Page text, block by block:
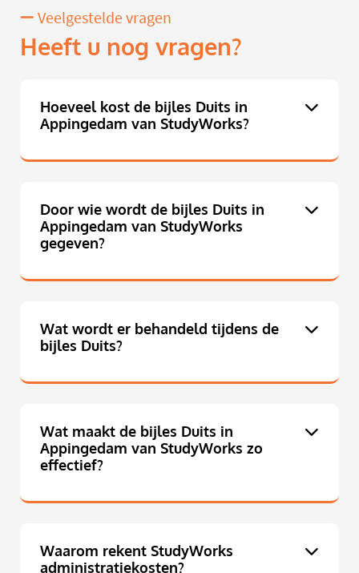
Veelgestelde vragen
Heeft u nog vragen?
Hoeveel kost de bijles Duits in
Appingedam van StudyWorks?
Door wie wordt de bijles Duits in
Appingedam van StudyWorks
gegeven?
Wat wordt er behandeld tijdens de
bijles Duits?
Wat maakt de bijles Duits in
Appingedam van StudyWorks zo
effectief?
Waarom rekent StudyWorks
administratiekosten?